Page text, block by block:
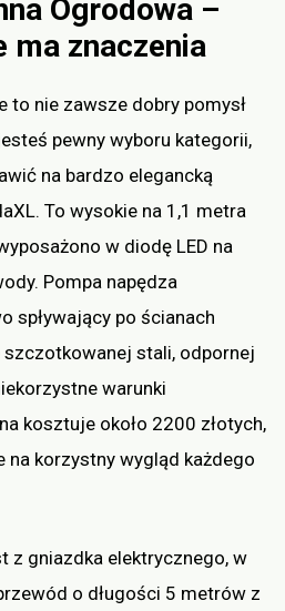
Ogrodowa –
ma znaczenia
to nie zawsze dobry pomysł
pewny wyboru kategorii,
na bardzo elegancką
To wysokie na 1,1 metra
w diodę LED na
Pompa napędza
spływający po ścianach
szczotkowanej stali, odpornej
warunki
kosztuje około 2200 złotych,
na korzystny wygląd każdego
z gniazdka elektrycznego, w
o długości 5 metrów z